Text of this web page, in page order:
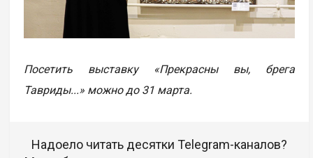
Посетить выставку «Прекрасны вы, брега
Тавриды...» можно до 31 марта.
Надоело читать десятки Telegram-каналов?